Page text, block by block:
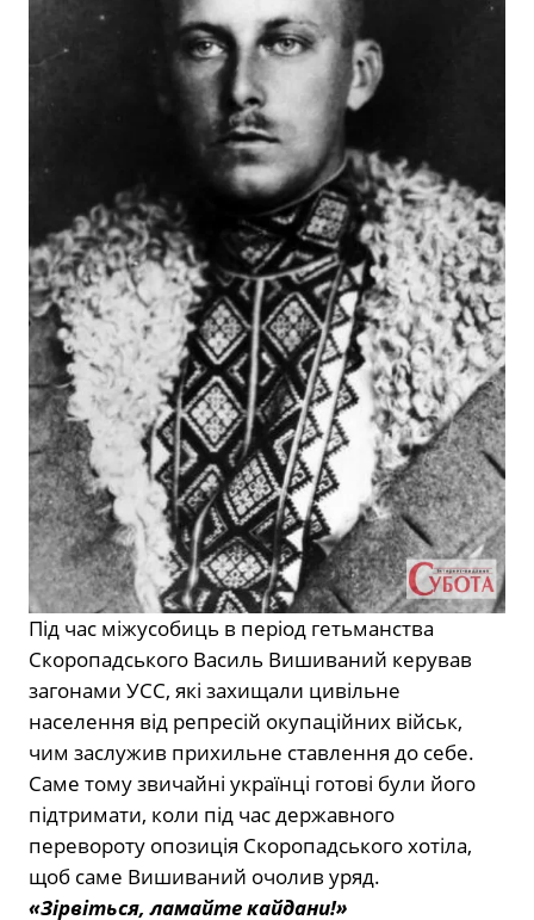
Під час міжусобиць в період гетьманства
Скоропадського Василь Вишиваний керував
загонами УСС, які захищали цивільне
населення від репресій окупаційних військ,
чим заслужив прихильне ставлення до себе.
Саме тому звичайні українці готові були його
підтримати, коли під час державного
перевороту опозиція Скоропадського хотіла,
щоб саме Вишиваний очолив уряд.
«Зірвіться, ламайте кайдани!»